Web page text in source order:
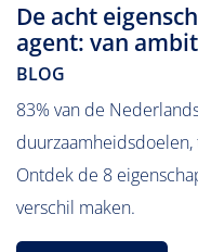
De acht
agent: van
BLOG
83% van de
Ontdek de 8
verschil maken.